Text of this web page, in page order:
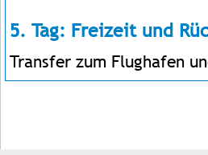
5. Tag: Freizeit und
Transfer zum Flughafen